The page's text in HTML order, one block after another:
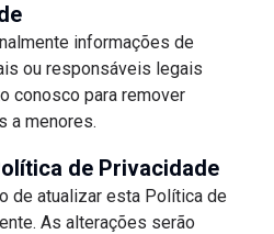
informações de
ou responsáveis legais
conosco para remover
a menores.
de Privacidade
de atualizar esta Política de
As alterações serão